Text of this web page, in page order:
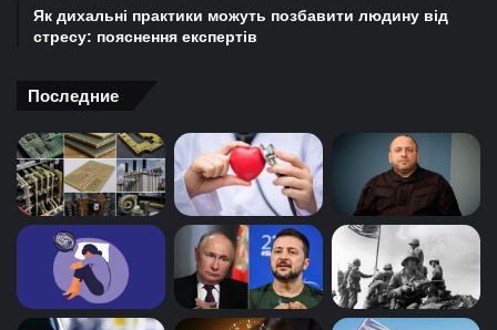
Як дихальні практики можуть позбавити людину від
стресу: пояснення експертів
Последние